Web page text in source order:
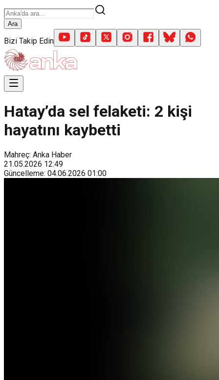
Ara
Bizi Takip Edin
Hatay’da sel felaketi: 2 kişi
hayatını kaybetti
Mahreç: Anka Haber
21.05.2026 12:49
Güncelleme: 04.06.2026 01:00